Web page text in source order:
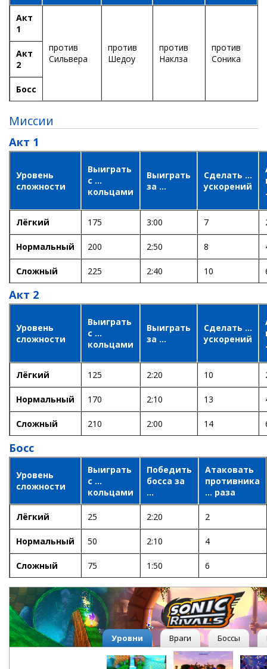
Акт
1
против
Сильвера
против
Шедоу
против
Наклза
против
Соника
Акт
2
Босс
Миссии
Акт 1
Уровень
сложности
Выиграть
с ...
кольцами
Выиграть
за ...
Сделать ...
ускорений
Лёгкий 175 3:00 7
Нормальный 200 2:50 8
Сложный 225 2:40 10
Акт 2
Уровень
сложности
Выиграть
с ...
кольцами
Выиграть
за ...
Сделать ...
ускорений
Лёгкий 125 2:20 10
Нормальный 170 2:10 13
Сложный 210 2:00 14
Босс
Уровень
сложности
Выиграть
с ...
кольцами
Победить
босса за
...
Атаковать
противника
... раза
Лёгкий 25 2:20 2
Нормальный 50 2:10 4
Сложный 75 1:50 6
Уровни Враги Боссы